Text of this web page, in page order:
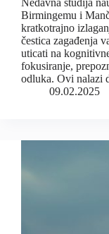
Nedavna studija
Birmingemu i
kratkotrajno
čestica zagađenja
uticati na
fokusiranje,
odluka. Ovi nalazi
09.02.2025